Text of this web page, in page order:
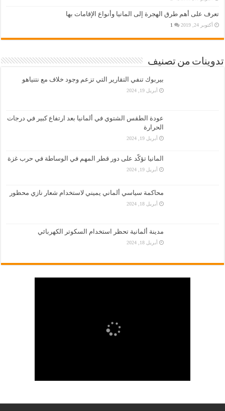
تعرف على أهم طرق الهجرة إلى المانيا وأنواع الإقامات بها
أكتوبر 24, 2019 1
تدوينات من تصنيف
بيربوك تنفي التقارير التي تزعم وجود خلاف مع نتنياهو
أبريل 19, 2024
عودة الطقس الشتوي في ألمانيا بعد ارتفاع كبير في درجات
الحرارة
أبريل 19, 2024
المانيا تؤكّد على دور قطر المهم في الوساطة في حرب غزة
أبريل 19, 2024
محاكمة سياسي ألماني يميني لاستخدام شعار نازي محظور
أبريل 18, 2024
مدينة ألمانية تحظر استخدام السكوتر الكهربائي
أبريل 18, 2024